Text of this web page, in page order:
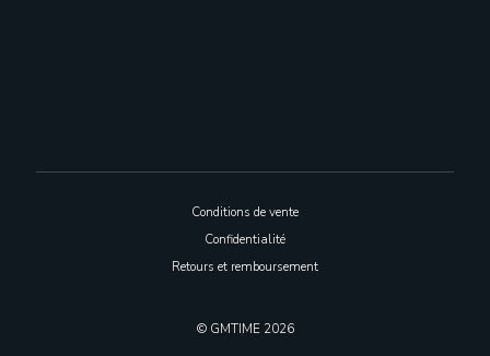
Conditions de vente
Confidentialité
Retours et remboursement
© GMTIME 2026